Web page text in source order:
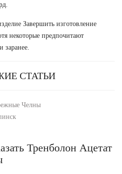
Завершить изготовление
некоторые предпочитают
заранее.
СТАТЬИ
Челны
Тренболон Ацетат